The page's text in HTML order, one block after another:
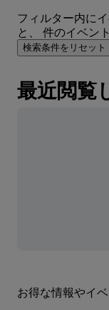
フィルター内に
と、 件のイベン
検索条件をリセット
最近閲覧
お得な情報やイ